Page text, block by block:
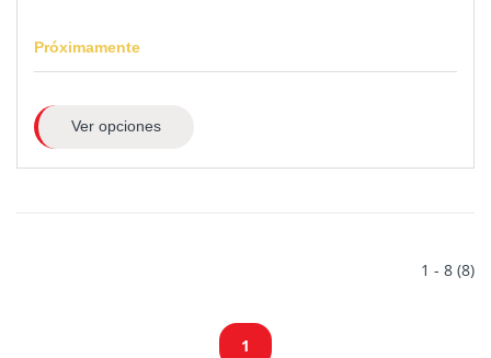
Próximamente
Ver opciones
1 - 8 (8)
1